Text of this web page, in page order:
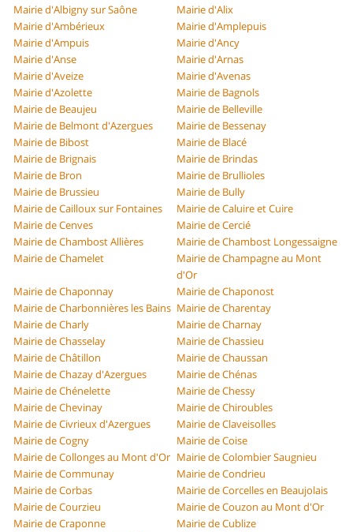
Mairie d'Albigny sur Saône
Mairie d'Alix
Mairie d'Ambérieux
Mairie d'Amplepuis
Mairie d'Ampuis
Mairie d'Ancy
Mairie d'Anse
Mairie d'Arnas
Mairie d'Aveize
Mairie d'Avenas
Mairie d'Azolette
Mairie de Bagnols
Mairie de Beaujeu
Mairie de Belleville
Mairie de Belmont d'Azergues
Mairie de Bessenay
Mairie de Bibost
Mairie de Blacé
Mairie de Brignais
Mairie de Brindas
Mairie de Bron
Mairie de Brullioles
Mairie de Brussieu
Mairie de Bully
Mairie de Cailloux sur Fontaines
Mairie de Caluire et Cuire
Mairie de Cenves
Mairie de Cercié
Mairie de Chambost Allières
Mairie de Chambost Longessaigne
Mairie de Chamelet
Mairie de Champagne au Mont
d'Or
Mairie de Chaponnay
Mairie de Chaponost
Mairie de Charbonnières les Bains Mairie de Charentay
Mairie de Charly
Mairie de Charnay
Mairie de Chasselay
Mairie de Chassieu
Mairie de Châtillon
Mairie de Chaussan
Mairie de Chazay d'Azergues
Mairie de Chénas
Mairie de Chénelette
Mairie de Chessy
Mairie de Chevinay
Mairie de Chiroubles
Mairie de Civrieux d'Azergues
Mairie de Claveisolles
Mairie de Cogny
Mairie de Coise
Mairie de Collonges au Mont d'Or Mairie de Colombier Saugnieu
Mairie de Communay
Mairie de Condrieu
Mairie de Corbas
Mairie de Corcelles en Beaujolais
Mairie de Courzieu
Mairie de Couzon au Mont d'Or
Mairie de Craponne
Mairie de Cublize